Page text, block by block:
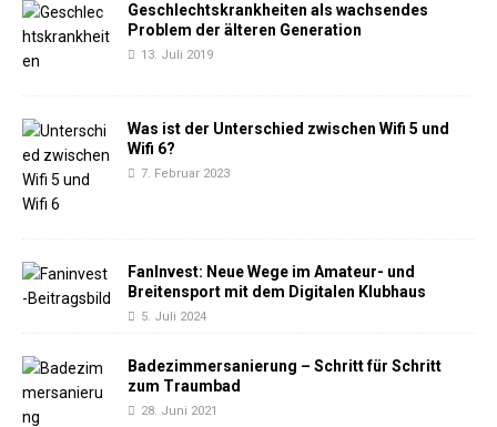
Geschlechtskrankheiten als wachsendes
Problem der älteren Generation
13. Juli 2019
Was ist der Unterschied zwischen Wifi 5 und
Wifi 6?
7. Februar 2023
FanInvest: Neue Wege im Amateur- und
Breitensport mit dem Digitalen Klubhaus
5. Juli 2024
Badezimmersanierung – Schritt für Schritt
zum Traumbad
28. Juni 2021